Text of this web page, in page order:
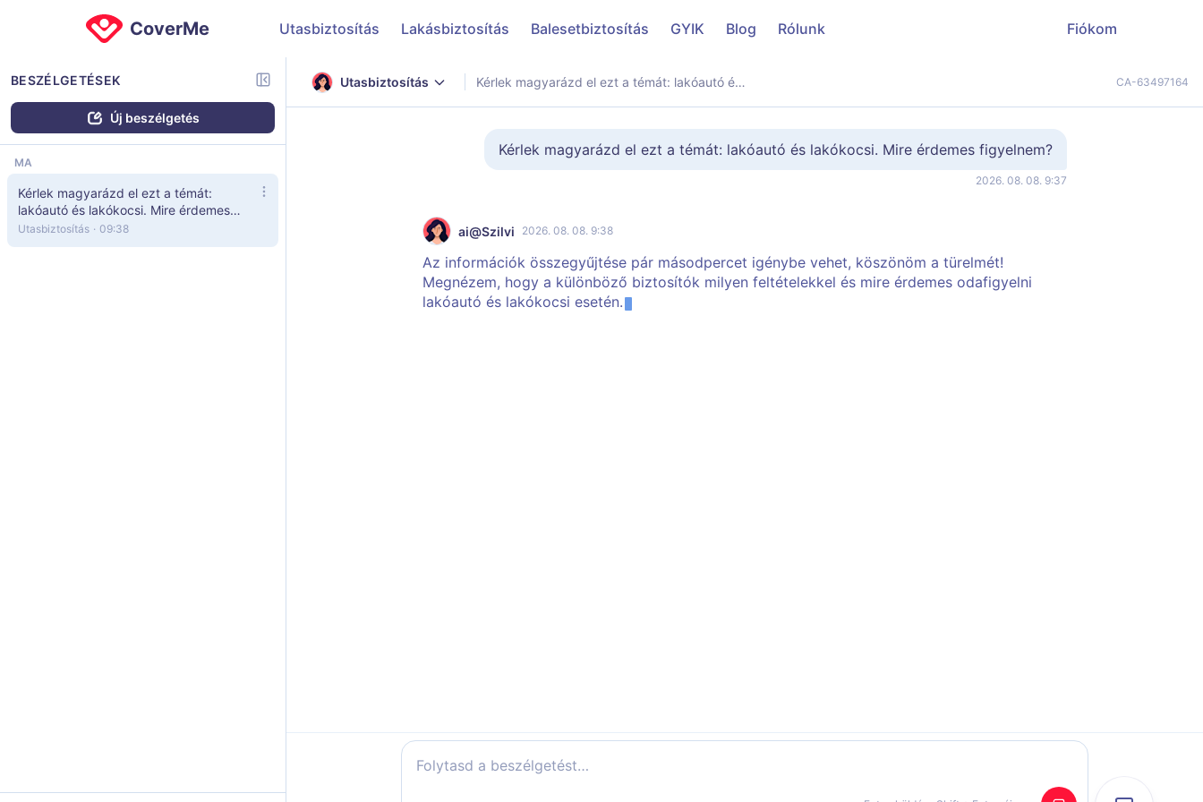
CoverMe Utasbiztosítás Lakásbiztosítás Balesetbiztosítás GYIK Blog Rólunk Fiókom
BESZÉLGETÉSEK
Új beszélgetés
MA
Kérlek magyarázd el ezt a témát:
lakóautó és lakókocsi. Mire érdemes
figyelnem?
Utasbiztosítás · 09:38
Utasbiztosítás Kérlek magyarázd el ezt a témát: lakóautó és lakókocsi. Mire érdemes figyelnem? CA-63497164
Kérlek magyarázd el ezt a témát: lakóautó és lakókocsi. Mire érdemes figyelnem?
2026. 08. 08. 9:37
ai@Szilvi 2026. 08. 08. 9:38
Az információk összegyűjtése pár másodpercet igénybe vehet, köszönöm a türelmét!
Megnézem, hogy a különböző biztosítók milyen feltételekkel és mire érdemes odafigyelni
lakóautó és lakókocsi esetén.
Folytasd a beszélgetést…